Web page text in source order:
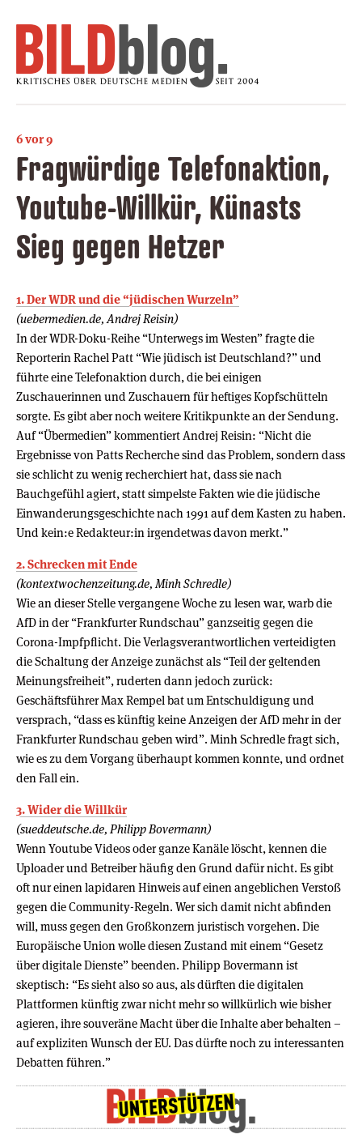
6 vor 9
Fragwürdige Telefonaktion,
Youtube-Willkür, Künasts
Sieg gegen Hetzer
1. Der WDR und die “jüdischen Wurzeln”
(uebermedien.de, Andrej Reisin)
In der WDR-Doku-Reihe “Unterwegs im Westen” fragte die
Reporterin Rachel Patt “Wie jüdisch ist Deutschland?” und
führte eine Telefonaktion durch, die bei einigen
Zuschauerinnen und Zuschauern für heftiges Kopfschütteln
sorgte. Es gibt aber noch weitere Kritikpunkte an der Sendung.
Auf “Übermedien” kommentiert Andrej Reisin: “Nicht die
Ergebnisse von Patts Recherche sind das Problem, sondern dass
sie schlicht zu wenig recherchiert hat, dass sie nach
Bauchgefühl agiert, statt simpelste Fakten wie die jüdische
Einwanderungsgeschichte nach 1991 auf dem Kasten zu haben.
Und kein:e Redakteur:in irgendetwas davon merkt.”
2. Schrecken mit Ende
(kontextwochenzeitung.de, Minh Schredle)
Wie an dieser Stelle vergangene Woche zu lesen war, warb die
AfD in der “Frankfurter Rundschau” ganzseitig gegen die
Corona-Impfpflicht. Die Verlagsverantwortlichen verteidigten
die Schaltung der Anzeige zunächst als “Teil der geltenden
Meinungsfreiheit”, ruderten dann jedoch zurück:
Geschäftsführer Max Rempel bat um Entschuldigung und
versprach, “dass es künftig keine Anzeigen der AfD mehr in der
Frankfurter Rundschau geben wird”. Minh Schredle fragt sich,
wie es zu dem Vorgang überhaupt kommen konnte, und ordnet
den Fall ein.
3. Wider die Willkür
(sueddeutsche.de, Philipp Bovermann)
Wenn Youtube Videos oder ganze Kanäle löscht, kennen die
Uploader und Betreiber häufig den Grund dafür nicht. Es gibt
oft nur einen lapidaren Hinweis auf einen angeblichen Verstoß
gegen die Community-Regeln. Wer sich damit nicht abfinden
will, muss gegen den Großkonzern juristisch vorgehen. Die
Europäische Union wolle diesen Zustand mit einem “Gesetz
über digitale Dienste” beenden. Philipp Bovermann ist
skeptisch: “Es sieht also so aus, als dürften die digitalen
Plattformen künftig zwar nicht mehr so willkürlich wie bisher
agieren, ihre souveräne Macht über die Inhalte aber behalten –
auf expliziten Wunsch der EU. Das dürfte noch zu interessanten
Debatten führen.”